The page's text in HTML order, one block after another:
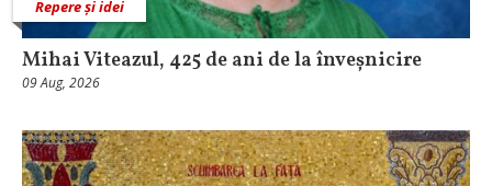
Repere și idei
Mihai Viteazul, 425 de ani de la înveșnicire
09 Aug, 2026